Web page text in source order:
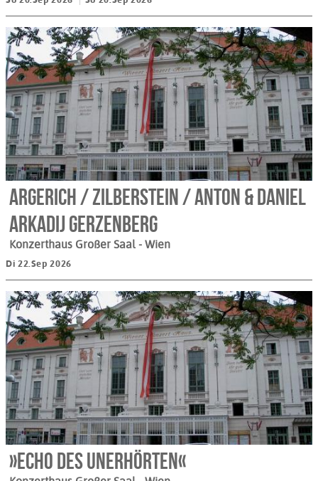
Argerich / Zilberstein / Anton & Daniel
Arkadij Gerzenberg
Konzerthaus Großer Saal - Wien
Di 22.Sep 2026
»Echo des Unerhörten«